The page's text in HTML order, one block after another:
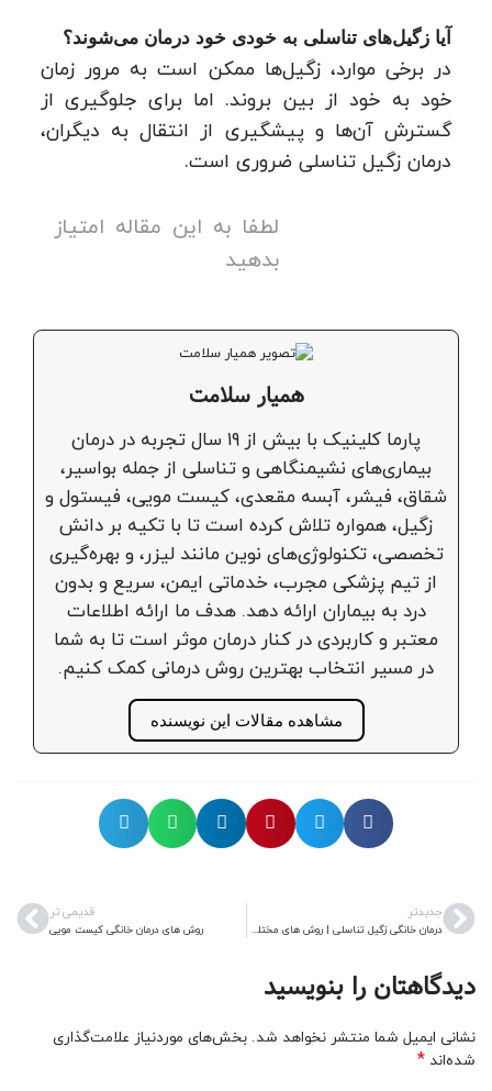
آیا زگیل‌های تناسلی به خودی خود درمان می‌شوند؟
در برخی موارد، زگیل‌ها ممکن است به مرور زمان
خود به خود از بین بروند. اما برای جلوگیری از
گسترش آن‌ها و پیشگیری از انتقال به دیگران،
درمان زگیل تناسلی ضروری است.
لطفا به این مقاله امتیاز
بدهید
همیار سلامت
پارما کلینیک با بیش از ۱۹ سال تجربه در درمان
بیماری‌های نشیمنگاهی و تناسلی از جمله بواسیر،
شقاق، فیشر، آبسه مقعدی، کیست مویی، فیستول و
زگیل، همواره تلاش کرده است تا با تکیه بر دانش
تخصصی، تکنولوژی‌های نوین مانند لیزر، و بهره‌گیری
از تیم پزشکی مجرب، خدماتی ایمن، سریع و بدون
درد به بیماران ارائه دهد. هدف ما ارائه اطلاعات
معتبر و کاربردی در کنار درمان موثر است تا به شما
در مسیر انتخاب بهترین روش درمانی کمک کنیم.
مشاهده مقالات این نویسنده
جدیدتر
درمان خانگی زگیل تناسلی | روش های مختلف درمان گیاهی زگیل تناسلی
قدیمی تر
روش های درمان خانگی کیست مویی
دیدگاهتان را بنویسید
نشانی ایمیل شما منتشر نخواهد شد. بخش‌های موردنیاز علامت‌گذاری
شده‌اند *